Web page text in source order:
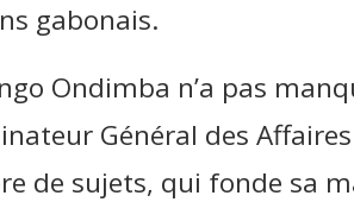
gabonais.
Ondimba n’a pas
Général des
de sujets, qui fonde sa